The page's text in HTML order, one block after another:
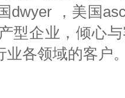
dwyer ，美国
型企业，倾心
各领域的客户。